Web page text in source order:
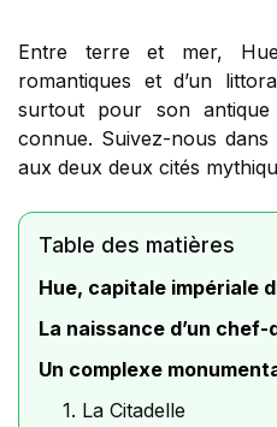
Entre terre et mer,
romantiques et d’un
surtout pour son
connue. Suivez-nous
aux deux deux cités
Table des matières
Hue, capitale impériale
La naissance d’un
Un complexe
1. La Citadelle